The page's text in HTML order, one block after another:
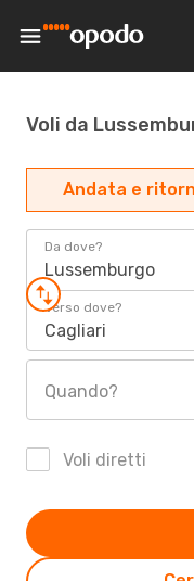
Voli da
Andata e
Da dove?
Lussemburgo
Verso dove?
Cagliari
Quando?
Voli diretti